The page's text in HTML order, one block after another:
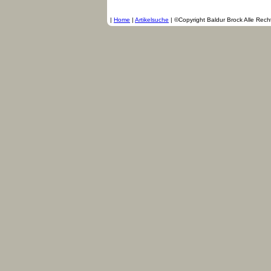
| Home | Artikelsuche | ©Copyright Baldur Brock Alle